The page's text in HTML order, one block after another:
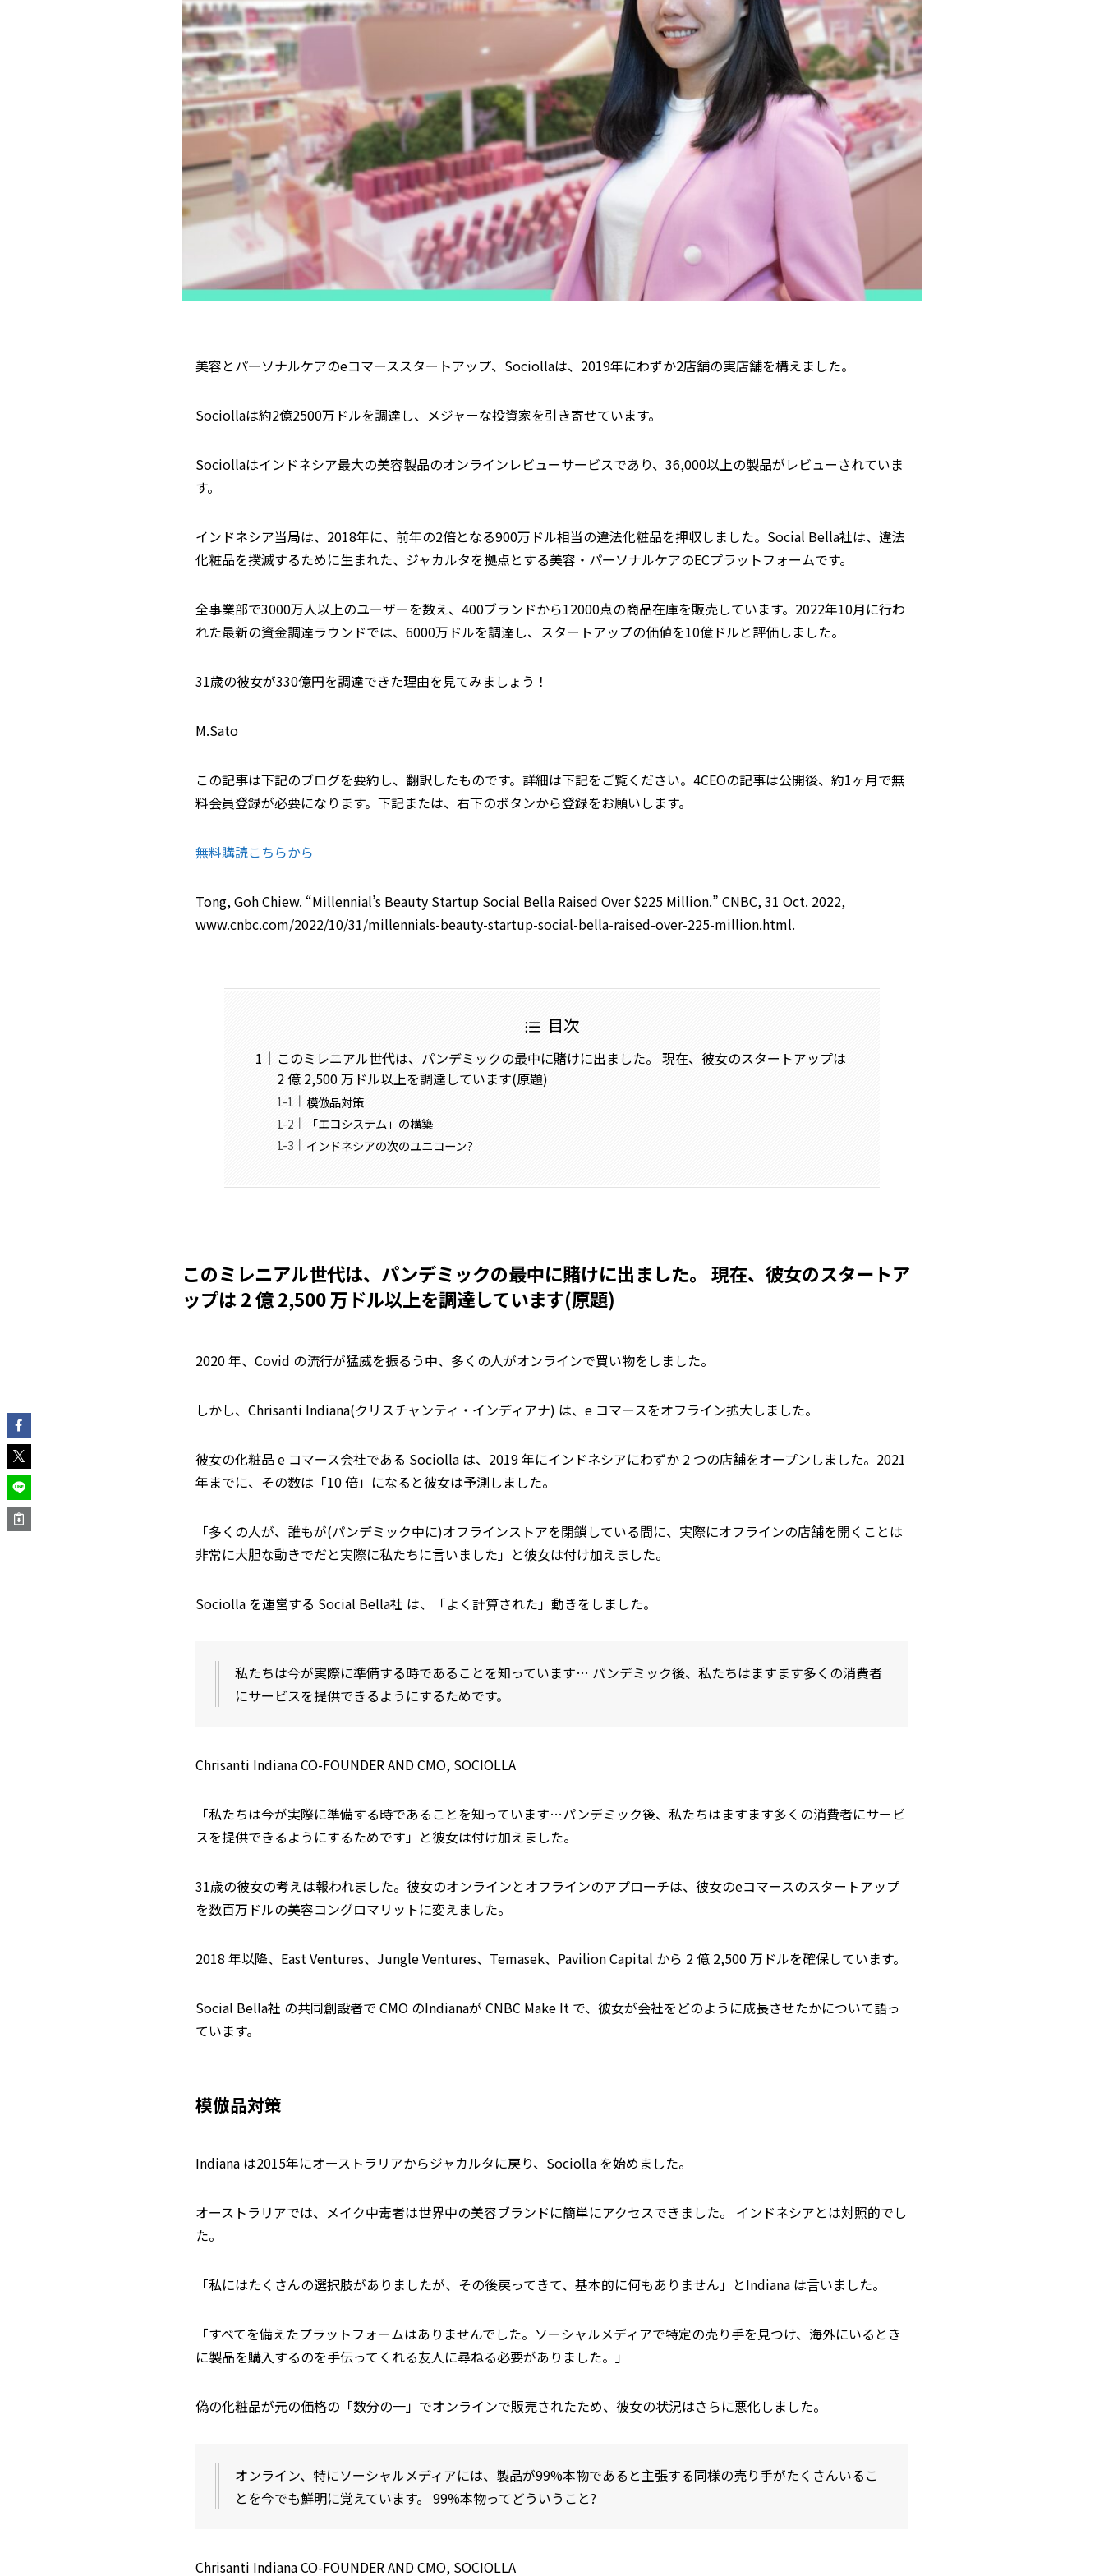
美容とパーソナルケアのeコマーススタートアップ、Sociollaは、2019年にわずか2店舗の実店舗を構えました。
Sociollaは約2億2500万ドルを調達し、メジャーな投資家を引き寄せています。
Sociollaはインドネシア最大の美容製品のオンラインレビューサービスであり、36,000以上の製品がレビューされていま
す。
インドネシア当局は、2018年に、前年の2倍となる900万ドル相当の違法化粧品を押収しました。Social Bella社は、違法
化粧品を撲滅するために生まれた、ジャカルタを拠点とする美容・パーソナルケアのECプラットフォームです。
全事業部で3000万人以上のユーザーを数え、400ブランドから12000点の商品在庫を販売しています。2022年10月に行わ
れた最新の資金調達ラウンドでは、6000万ドルを調達し、スタートアップの価値を10億ドルと評価しました。
31歳の彼女が330億円を調達できた理由を見てみましょう！
M.Sato
この記事は下記のブログを要約し、翻訳したものです。詳細は下記をご覧ください。4CEOの記事は公開後、約1ヶ月で無
料会員登録が必要になります。下記または、右下のボタンから登録をお願いします。
無料購読こちらから
Tong, Goh Chiew. “Millennial’s Beauty Startup Social Bella Raised Over $225 Million.” CNBC, 31 Oct. 2022,
www.cnbc.com/2022/10/31/millennials-beauty-startup-social-bella-raised-over-225-million.html.
目次
このミレニアル世代は、パンデミックの最中に賭けに出ました。 現在、彼女のスタートアップは
2 億 2,500 万ドル以上を調達しています(原題)
模倣品対策
「エコシステム」の構築
インドネシアの次のユニコーン?
このミレニアル世代は、パンデミックの最中に賭けに出ました。 現在、彼女のスタートア
ップは 2 億 2,500 万ドル以上を調達しています(原題)
2020 年、Covid の流行が猛威を振るう中、多くの人がオンラインで買い物をしました。
しかし、Chrisanti Indiana(クリスチャンティ・インディアナ) は、e コマースをオフライン拡大しました。
彼女の化粧品 e コマース会社である Sociolla は、2019 年にインドネシアにわずか 2 つの店舗をオープンしました。2021
年までに、その数は「10 倍」になると彼女は予測しました。
「多くの人が、誰もが(パンデミック中に)オフラインストアを閉鎖している間に、実際にオフラインの店舗を開くことは
非常に大胆な動きでだと実際に私たちに言いました」と彼女は付け加えました。
Sociolla を運営する Social Bella社 は、「よく計算された」動きをしました。
私たちは今が実際に準備する時であることを知っています… パンデミック後、私たちはますます多くの消費者
にサービスを提供できるようにするためです。
Chrisanti Indiana CO-FOUNDER AND CMO, SOCIOLLA
「私たちは今が実際に準備する時であることを知っています…パンデミック後、私たちはますます多くの消費者にサービ
スを提供できるようにするためです」と彼女は付け加えました。
31歳の彼女の考えは報われました。彼女のオンラインとオフラインのアプローチは、彼女のeコマースのスタートアップ
を数百万ドルの美容コングロマリットに変えました。
2018 年以降、East Ventures、Jungle Ventures、Temasek、Pavilion Capital から 2 億 2,500 万ドルを確保しています。
Social Bella社 の共同創設者で CMO のIndianaが CNBC Make It で、彼女が会社をどのように成長させたかについて語っ
ています。
模倣品対策
Indiana は2015年にオーストラリアからジャカルタに戻り、Sociolla を始めました。
オーストラリアでは、メイク中毒者は世界中の美容ブランドに簡単にアクセスできました。 インドネシアとは対照的でし
た。
「私にはたくさんの選択肢がありましたが、その後戻ってきて、基本的に何もありません」とIndiana は言いました。
「すべてを備えたプラットフォームはありませんでした。ソーシャルメディアで特定の売り手を見つけ、海外にいるとき
に製品を購入するのを手伝ってくれる友人に尋ねる必要がありました。」
偽の化粧品が元の価格の「数分の一」でオンラインで販売されたため、彼女の状況はさらに悪化しました。
オンライン、特にソーシャルメディアには、製品が99%本物であると主張する同様の売り手がたくさんいるこ
とを今でも鮮明に覚えています。 99%本物ってどういうこと?
Chrisanti Indiana CO-FOUNDER AND CMO, SOCIOLLA